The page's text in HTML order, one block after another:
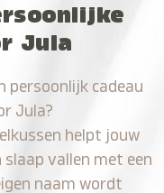
Jula
persoonlijk cadeau
Jula?
helpt jouw
vallen met een
naam wordt